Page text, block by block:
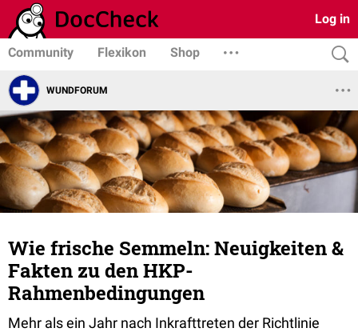
Log in
Community Flexikon Shop
WUNDFORUM
Wie frische Semmeln: Neuigkeiten &
Fakten zu den HKP-
Rahmenbedingungen
Mehr als ein Jahr nach Inkrafttreten der Richtlinie